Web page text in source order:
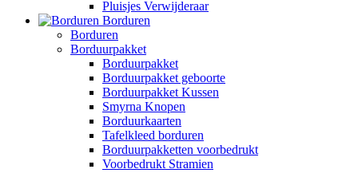
Pluisjes Verwijderaar
Borduren
Borduren
Borduurpakket
Borduurpakket
Borduurpakket geboorte
Borduurpakket Kussen
Smyrna Knopen
Borduurkaarten
Tafelkleed borduren
Borduurpakketten voorbedrukt
Voorbedrukt Stramien